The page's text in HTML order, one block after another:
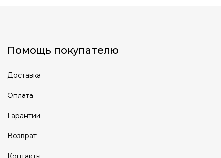
Помощь покупателю
Доставка
Оплата
Гарантии
Возврат
Контакты